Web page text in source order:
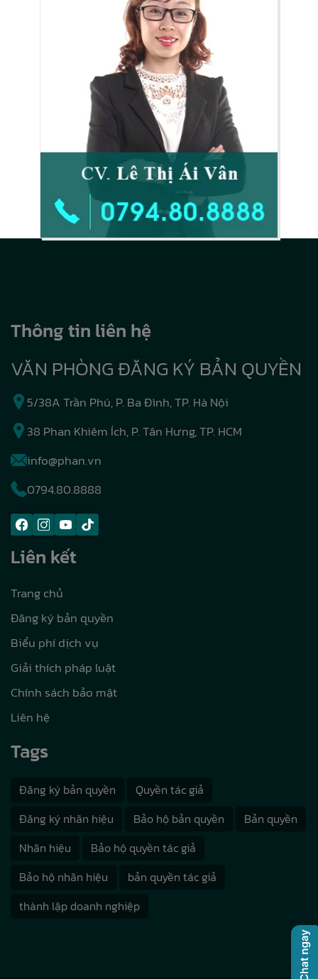
Thông tin liên hệ
VĂN PHÒNG ĐĂNG KÝ BẢN QUYỀN
5/38A Trần Phú, P. Ba Đình, TP. Hà Nội
38 Phan Khiêm Ích, P. Tân Hưng, TP. HCM
info@phan.vn
0794.80.8888
Liên kết
Trang chủ
Đăng ký bản quyền
Biểu phí dịch vụ
Giải thích pháp luật
Chính sách bảo mật
Liên hệ
Tags
Đăng ký bản quyền
Quyền tác giả
Đăng ký nhãn hiệu
Bảo hộ bản quyền
Bản quyền
Nhãn hiệu
Bảo hộ quyền tác giả
Bảo hộ nhãn hiệu
bản quyền tác giả
thành lập doanh nghiệp